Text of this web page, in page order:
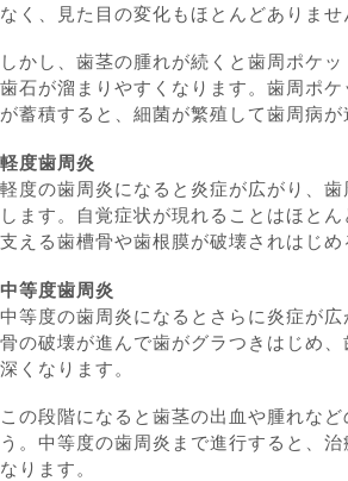
なく、見た目の変化もほとんどありませ
しかし、歯茎の腫れが続くと歯周ポケ
歯石が溜まりやすくなります。歯周ポ
が蓄積すると、細菌が繁殖して歯周病が
軽度歯周炎
軽度の歯周炎になると炎症が広がり、
します。自覚症状が現れることはほと
支える歯槽骨や歯根膜が破壊されはじめ
中等度歯周炎
中等度の歯周炎になるとさらに炎症が
骨の破壊が進んで歯がグラつきはじめ
深くなります。
この段階になると歯茎の出血や腫れな
う。中等度の歯周炎まで進行すると、治
なります。